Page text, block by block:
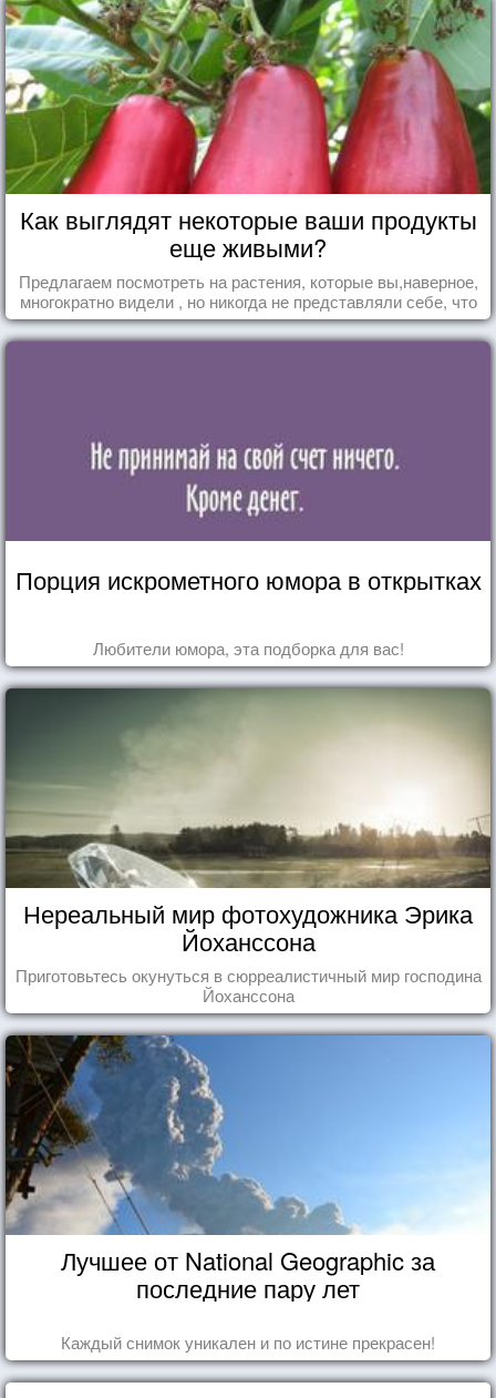
Как выглядят некоторые ваши продукты
еще живыми?
Предлагаем посмотреть на растения, которые вы,наверное,
многократно видели , но никогда не представляли себе, что
употребляете их в пищу.
Порция искрометного юмора в открытках
Любители юмора, эта подборка для вас!
Нереальный мир фотохудожника Эрика
Йоханссона
Приготовьтесь окунуться в сюрреалистичный мир господина
Йоханссона
Лучшее от National Geographic за
последние пару лет
Каждый снимок уникален и по истине прекрасен!